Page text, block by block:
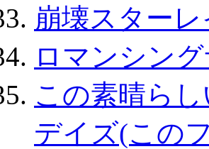
崩壊スター
ロマンシン
この素晴ら
デイズ(この